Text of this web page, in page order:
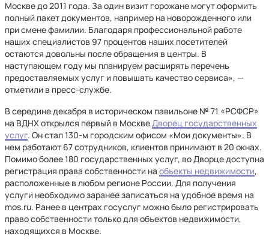
Москве до 2011 года. За один визит горожане могут оформить
полный пакет документов, например на новорожденного или
при смене фамилии. Благодаря профессиональной работе
наших специалистов 97 процентов наших посетителей
остаются довольны после обращения в центры. В
наступающем году мы планируем расширять перечень
предоставляемых услуг и повышать качество сервиса», —
отметили в пресс-службе.
В середине декабря в историческом павильоне № 71 «РСФСР»
на ВДНХ открылся первый в МосквеДворец государственных
услуг. Он стал 130-м городским офисом «Мои документы». В
нем работают 67 сотрудников, клиентов принимают в 20 окнах.
Помимо более 180 государственных услуг, во Дворце доступна
регистрация права собственности на объекты недвижимости,
расположенные в любом регионе России. Для получения
услуги необходимо заранее записаться на удобное время на
mos.ru. Ранее в центрах госуслуг можно было регистрировать
право собственности только для объектов недвижимости,
находящихся в Москве.